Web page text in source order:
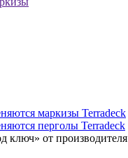
маркизы Terradeck
перголы Terradeck
ключ» от производителя